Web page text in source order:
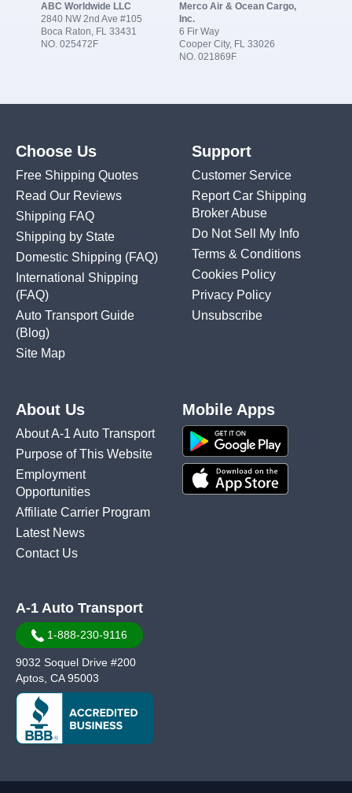
ABC Worldwide LLC
2840 NW 2nd Ave #105
Boca Raton, FL 33431
NO. 025472F
Merco Air & Ocean Cargo,
Inc.
6 Fir Way
Cooper City, FL 33026
NO. 021869F
Choose Us
Free Shipping Quotes
Read Our Reviews
Shipping FAQ
Shipping by State
Domestic Shipping (FAQ)
International Shipping
(FAQ)
Auto Transport Guide
(Blog)
Site Map
Support
Customer Service
Report Car Shipping
Broker Abuse
Do Not Sell My Info
Terms & Conditions
Cookies Policy
Privacy Policy
Unsubscribe
About Us
About A-1 Auto Transport
Purpose of This Website
Employment
Opportunities
Affiliate Carrier Program
Latest News
Contact Us
Mobile Apps
A-1 Auto Transport
1-888-230-9116
9032 Soquel Drive #200
Aptos, CA 95003